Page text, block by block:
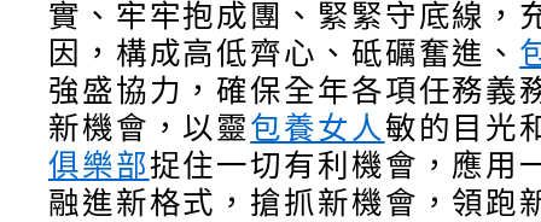
實、牢牢抱成團、緊緊守底線，
因，構成高低齊心、砥礪奮進、
強盛協力，確保全年各項任務義
新機會，以靈包養女人敏的目光
俱樂部捉住一切有利機會，應用
融進新格式，搶抓新機會，領跑